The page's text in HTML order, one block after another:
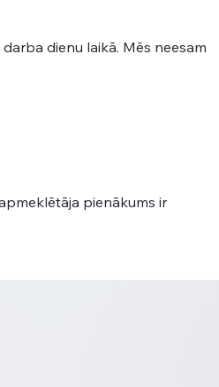
dienu laikā. Mēs neesam
pienākums ir